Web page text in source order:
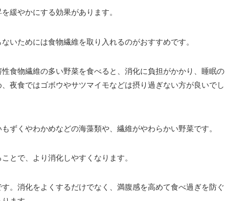
緩やかにする効果があります。
いためには食物繊維を取り入れるのがおすすめです。
食物繊維の多い野菜を食べると、消化に負担がかかり、睡眠の
夜食ではゴボウやサツマイモなどは摂り過ぎない方が良いでし
ずくやわかめなどの海藻類や、繊維がやわらかい野菜です。
とで、より消化しやすくなります。
。消化をよくするだけでなく、満腹感を高めて食べ過ぎを防ぐ